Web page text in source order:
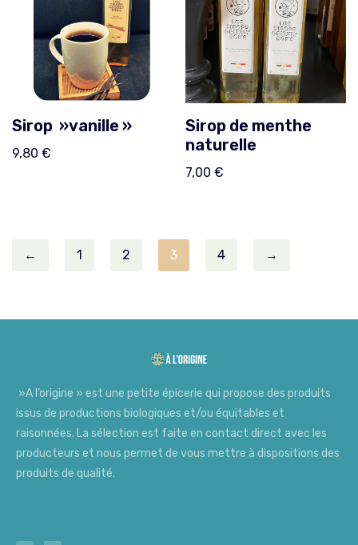
Sirop »vanille »
9,80 €
Sirop de menthe
naturelle
7,00€
← 1 2 3 4 →
»A l’origine » est une petite épicerie qui propose des produits
issus de productions biologiques et/ou équitables et
raisonnées. La sélection est faite en contact direct avec les
producteurs et nous permet de vous mettre à dispositions des
produits de qualité.